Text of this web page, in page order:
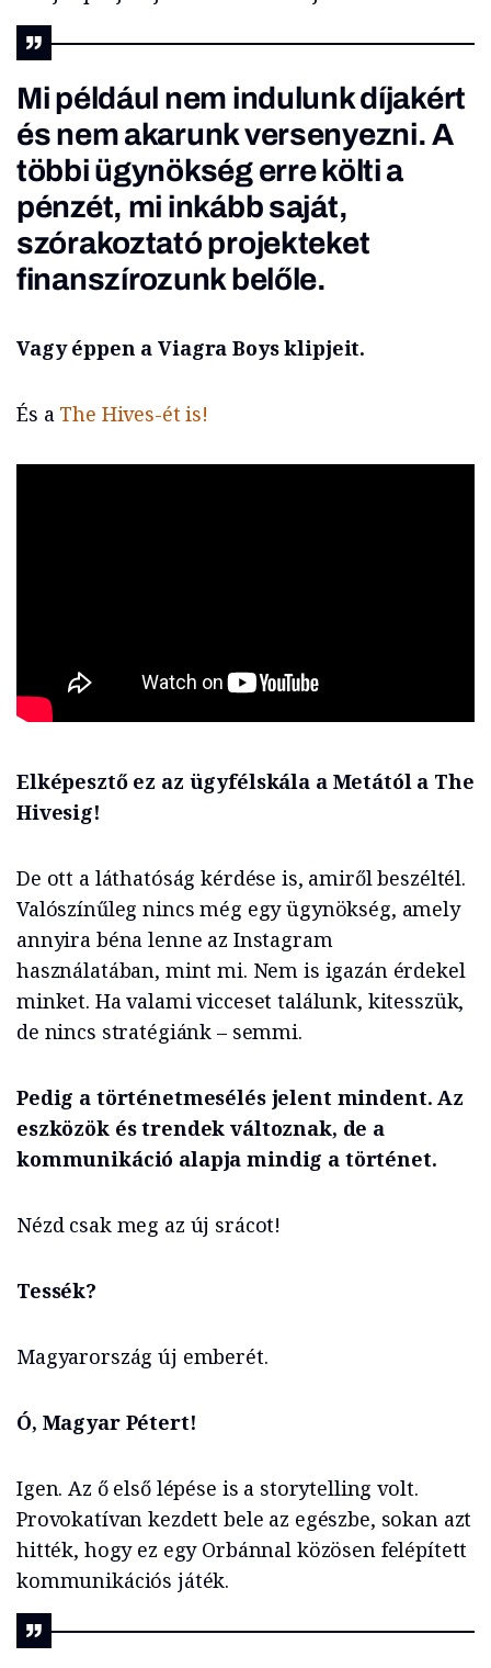
Mi például nem indulunk díjakért
és nem akarunk versenyezni. A
többi ügynökség erre költi a
pénzét, mi inkább saját,
szórakoztató projekteket
finanszírozunk belőle.
Vagy éppen a Viagra Boys klipjeit.
És a The Hives-ét is!
Elképesztő ez az ügyfélskála a Metától a The
Hivesig!
De ott a láthatóság kérdése is, amiről beszéltél.
Valószínűleg nincs még egy ügynökség, amely
annyira béna lenne az Instagram
használatában, mint mi. Nem is igazán érdekel
minket. Ha valami vicceset találunk, kitesszük,
de nincs stratégiánk – semmi.
Pedig a történetmesélés jelent mindent. Az
eszközök és trendek változnak, de a
kommunikáció alapja mindig a történet.
Nézd csak meg az új srácot!
Tessék?
Magyarország új emberét.
Ó, Magyar Pétert!
Igen. Az ő első lépése is a storytelling volt.
Provokatívan kezdett bele az egészbe, sokan azt
hitték, hogy ez egy Orbánnal közösen felépített
kommunikációs játék.